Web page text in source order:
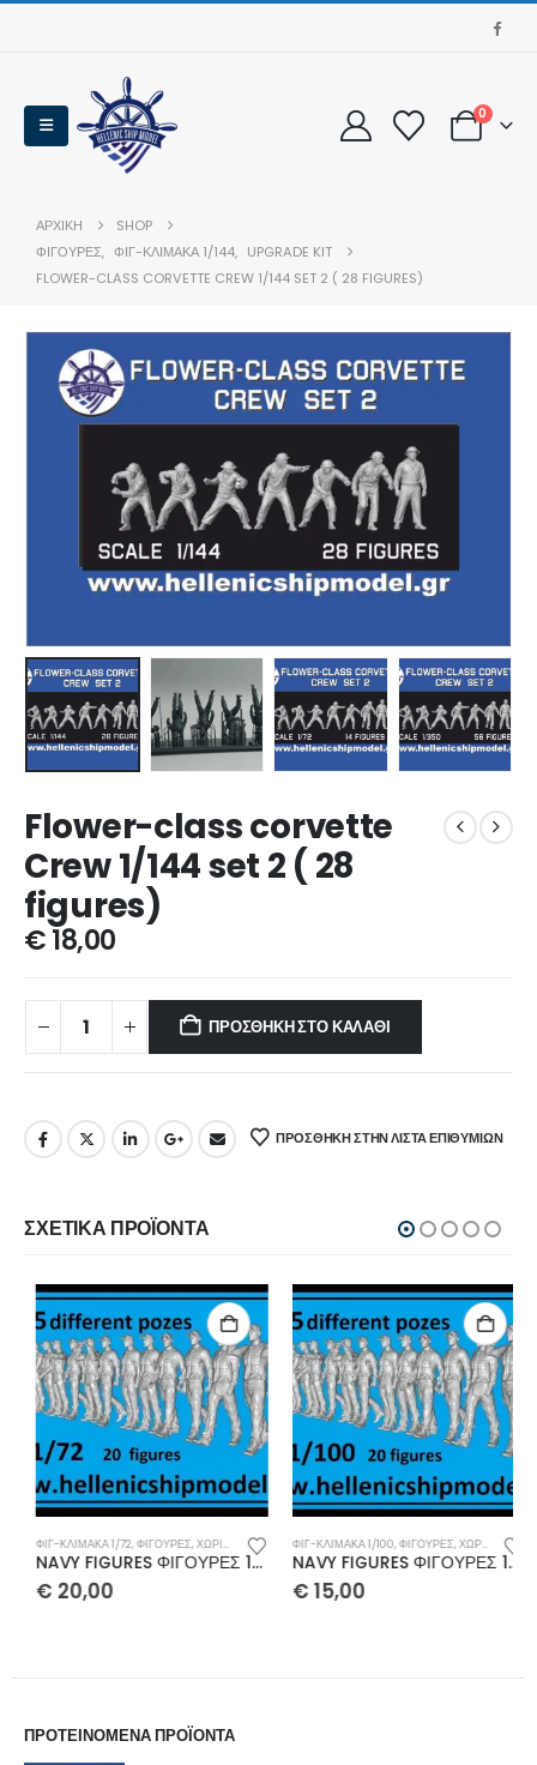
0
ΑΡΧΙΚΉ
SHOP
ΦΙΓΟΥΡΕΣ, ΦΙΓ-ΚΛΊΜΑΚΑ 1/144, UPGRADE KIT
FLOWER-CLASS CORVETTE CREW 1/144 SET 2 ( 28 FIGURES)
Flower-class corvette
Crew 1/144 set 2 ( 28
figures)
€18,00
ΠΡΟΣΘΉΚΗ ΣΤΟ ΚΑΛΆΘΙ
ΠΡΌΣΘΉΚΗ ΣΤΗΝ ΛΊΣΤΑ ΕΠΙΘΥΜΙΏΝ
ΣΧΕΤΙΚΆ ΠΡΟΪΌΝΤΑ
ΦΙΓ-ΚΛΊΜΑΚΑ 1/72,ΦΙΓΟΥΡΕΣ,ΧΩΡΊΣ ΚΑΤΗΓΟΡΊΑ
NAVY FIGURES ΦΙΓΟΥΡΕΣ 1/72
€20,00
ΦΙΓ-ΚΛΊΜΑΚΑ 1/100,ΦΙΓΟΥΡΕΣ,ΧΩΡΊΣ ΚΑΤΗΓΟΡΊΑ
NAVY FIGURES ΦΙΓΟΥΡΕΣ 1/100
€15,00
ΠΡΟΤΕΙΝΟΜΕΝΑ ΠΡΟΪΟΝΤΑ